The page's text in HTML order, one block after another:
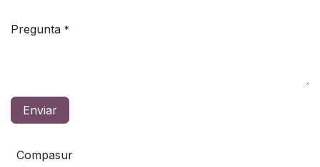
Pregunta *
Enviar
Compasur